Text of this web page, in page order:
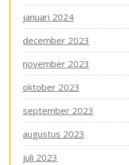
januari 2024
december 2023
november 2023
oktober 2023
september 2023
augustus 2023
juli 2023